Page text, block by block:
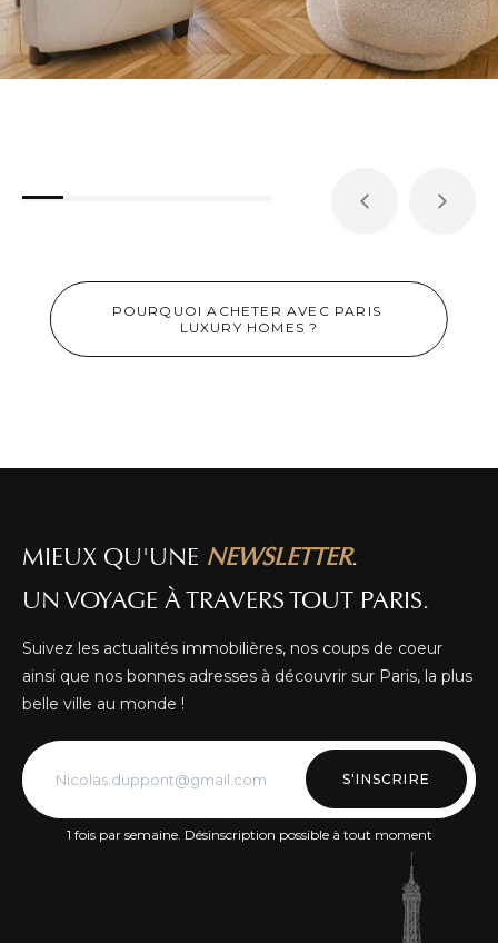
POURQUOI ACHETER AVEC PARIS
LUXURY HOMES ?
MIEUX QU'UNE NEWSLETTER.
UN VOYAGE À TRAVERS TOUT PARIS.
Suivez les actualités immobilières, nos coups de coeur
ainsi que nos bonnes adresses à découvrir sur Paris, la plus
belle ville au monde !
S'INSCRIRE
1 fois par semaine. Désinscription possible à tout moment